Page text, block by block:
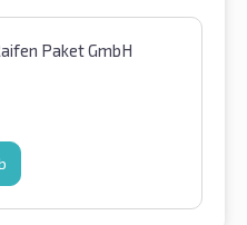
Paket GmbH